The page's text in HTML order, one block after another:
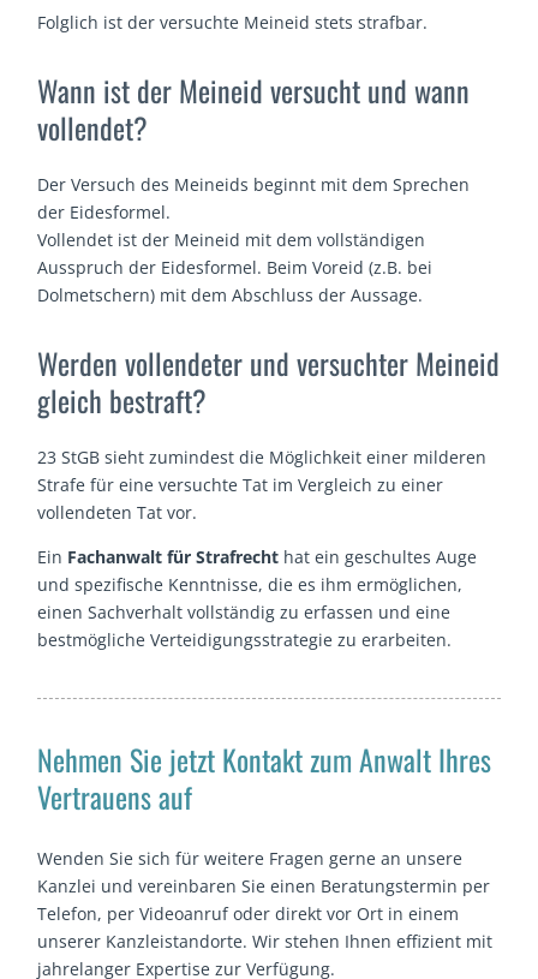
Folglich ist der versuchte Meineid stets strafbar.
Wann ist der Meineid versucht und wann
vollendet?
Der Versuch des Meineids beginnt mit dem Sprechen
der Eidesformel.
Vollendet ist der Meineid mit dem vollständigen
Ausspruch der Eidesformel. Beim Voreid (z.B. bei
Dolmetschern) mit dem Abschluss der Aussage.
Werden vollendeter und versuchter Meineid
gleich bestraft?
23 StGB sieht zumindest die Möglichkeit einer milderen
Strafe für eine versuchte Tat im Vergleich zu einer
vollendeten Tat vor.
Ein Fachanwalt für Strafrecht hat ein geschultes Auge
und spezifische Kenntnisse, die es ihm ermöglichen,
einen Sachverhalt vollständig zu erfassen und eine
bestmögliche Verteidigungsstrategie zu erarbeiten.
Nehmen Sie jetzt Kontakt zum Anwalt Ihres
Vertrauens auf
Wenden Sie sich für weitere Fragen gerne an unsere
Kanzlei und vereinbaren Sie einen Beratungstermin per
Telefon, per Videoanruf oder direkt vor Ort in einem
unserer Kanzleistandorte. Wir stehen Ihnen effizient mit
jahrelanger Expertise zur Verfügung.